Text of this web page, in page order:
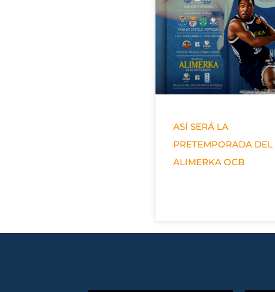
ASÍ SERÁ LA
PRETEMPORADA DEL
ALIMERKA OCB